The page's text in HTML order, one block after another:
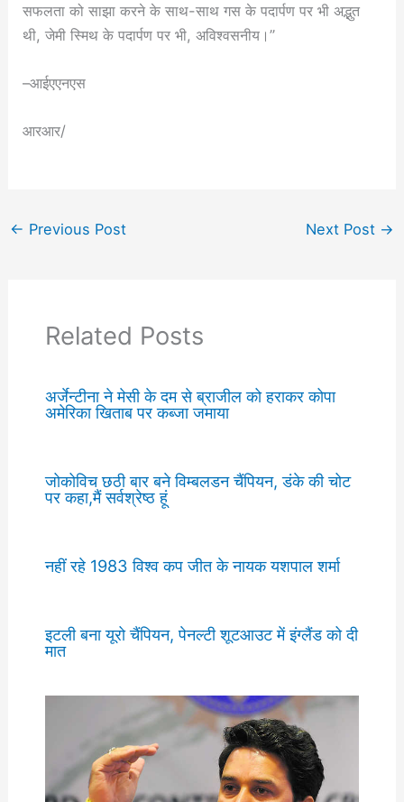
सफलता को साझा करने के साथ-साथ गस के पदार्पण पर भी अद्भुत
थी, जेमी स्मिथ के पदार्पण पर भी, अविश्वसनीय।”
–आईएएनएस
आरआर/
← Previous Post Next Post →
Related Posts
अर्जेन्टीना ने मेसी के दम से ब्राजील को हराकर कोपा
अमेरिका खिताब पर कब्जा जमाया
जोकोविच छठी बार बने विम्बलडन चैंपियन, डंके की चोट
पर कहा,मैं सर्वश्रेष्ठ हूं
नहीं रहे 1983 विश्व कप जीत के नायक यशपाल शर्मा
इटली बना यूरो चैंपियन, पेनल्टी शूटआउट में इंग्लैंड को दी
मात